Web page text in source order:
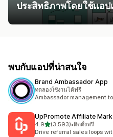
ประสิทธิภาพโดยใช้แอป
พบกับแอปที่น่าสนใจ
Brand Ambassador App
ทดลองใช้งานได้ฟรี
Ambassador management
UpPromote Affiliate
4.9เต็ม 5 ดาว
(3,593)
ทั้งหมด 3593 รีวิว
•ติดตั้งฟรี
Drive referral sales loops